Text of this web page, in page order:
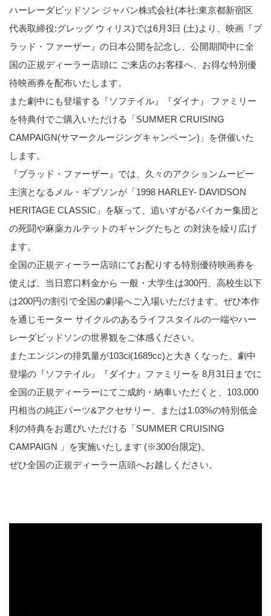
ハーレーダビッドソン ジャパン株式会社(本社:東京都新宿区
代表取締役:グレッグ ウィリス)では6月3日 (土)より、映画『ブ
ラッド・ファーザー』の日本公開を記念し、公開期間中に全
国の正規ディーラー店頭に ご来店のお客様へ、お得な特別優
待映画券を配布いたします。
また劇中にも登場する『ソフテイル』『ダイナ』 ファミリー
を特典付でご購入いただける「SUMMER CRUISING
CAMPAIGN(サマークルージングキャンペーン)」を併催いた
します。
『ブラッド・ファーザー』では、久々のアクションムービー
主演となるメル・ギブソンが「1998 HARLEY- DAVIDSON
HERITAGE CLASSIC」を駆って、追いすがるバイカー集団と
の死闘や麻薬カルテットのギャングたちと の対決を繰り広げ
ます。
全国の正規ディーラー店頭にてお配りする特別優待映画券を
使えば、当日窓口料金から 一般・大学生は300円、高校生以下
は200円の割引で全国の劇場へご入場いただけます。ぜひ本作
を通じモーター サイクルのあるライフスタイルの一端やハー
レーダビッドソンの世界観をご体感ください。
またエンジンの排気量が103ci(1689cc)と大きくなった、劇中
登場の『ソフテイル』『ダイナ』ファミリーを 8月31日までに
全国の正規ディーラーにてご成約・納車いただくと、103,000
円相当の純正パーツ&アクセサリー、または1.03%の特別低金
利の特典をお選びいただける「SUMMER CRUISING
CAMPAIGN 」を実施いたします (※300台限定)。
ぜひ全国の正規ディーラー店頭へお越しください。